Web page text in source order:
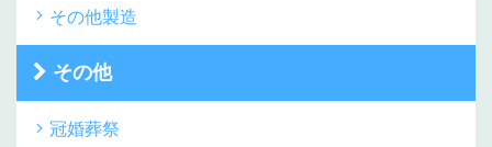
その他製造
その他
冠婚葬祭